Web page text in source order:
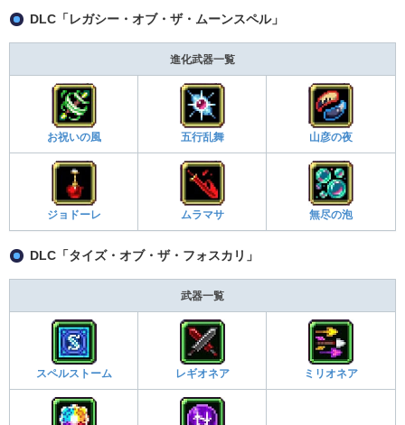
DLC「レガシー・オブ・ザ・ムーンスペル」
進化武器一覧
お祝いの風 五行乱舞 山彦の夜
ジョドーレ ムラマサ 無尽の泡
DLC「タイズ・オブ・ザ・フォスカリ」
武器一覧
スペルストーム レギオネア ミリオネア